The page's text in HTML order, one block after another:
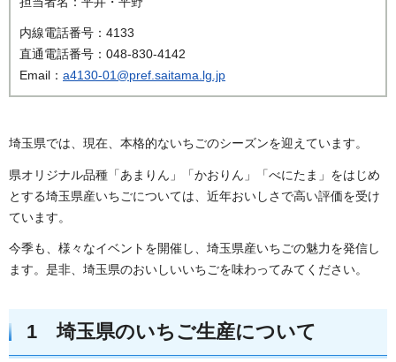
内線電話番号：4133
直通電話番号：048-830-4142
Email： a4130-01@pref.saitama.lg.jp
埼玉県では、現在、本格的ないちごのシーズンを迎えています。
県オリジナル品種「あまりん」「かおりん」「べにたま」をはじめ
とする埼玉県産いちごについては、近年おいしさで高い評価を受け
ています。
今季も、様々なイベントを開催し、埼玉県産いちごの魅力を発信し
ます。是非、埼玉県のおいしいいちごを味わってみてください。
1埼玉県のいちご生産について